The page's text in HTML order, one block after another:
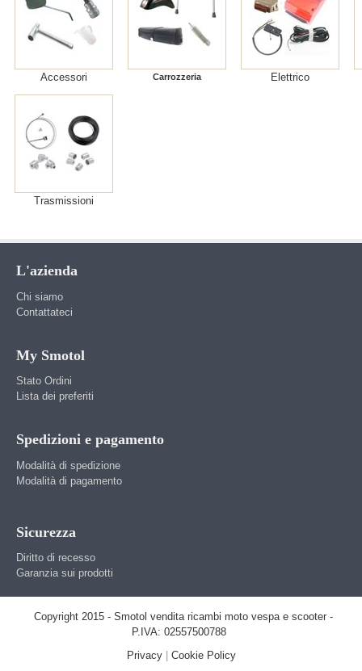
Accessori Carrozzeria Elettrico
Trasmissioni
L'azienda
Chi siamo
Contattateci
My Smotol
Stato Ordini
Lista dei preferiti
Spedizioni e pagamento
Modalità di spedizione
Modalità di pagamento
Sicurezza
Diritto di recesso
Garanzia sui prodotti
Copyright 2015 - Smotol vendita ricambi moto vespa e scooter -
P.IVA: 02557500788
Privacy| Cookie Policy